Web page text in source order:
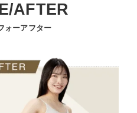
AFTER
ォーアフター